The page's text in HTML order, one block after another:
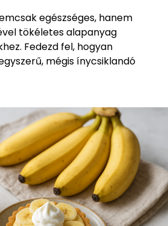
egészséges, hanem
tökéletes alapanyag
Fedezd fel, hogyan
mégis ínycsiklandó